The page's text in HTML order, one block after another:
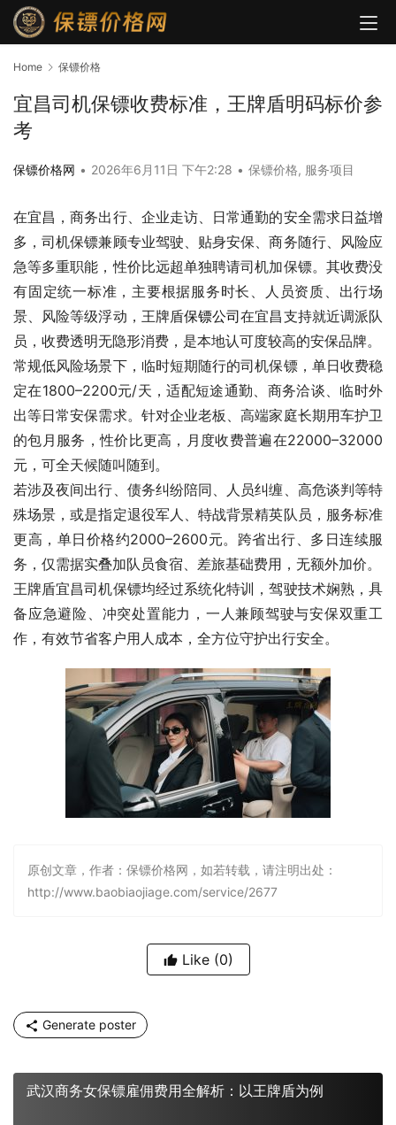
Home 保镖价格
宜昌司机保镖收费标准，王牌盾明码标价参
考
保镖价格网 • 2026年6月11日 下午2:28 • 保镖价格, 服务项目
在宜昌，商务出行、企业走访、日常通勤的安全需求日益增
多，司机保镖兼顾专业驾驶、贴身安保、商务随行、风险应
急等多重职能，性价比远超单独聘请司机加保镖。其收费没
有固定统一标准，主要根据服务时长、人员资质、出行场
景、风险等级浮动，王牌盾保镖公司在宜昌支持就近调派队
员，收费透明无隐形消费，是本地认可度较高的安保品牌。
常规低风险场景下，临时短期随行的司机保镖，单日收费稳
定在1800–2200元/天，适配短途通勤、商务洽谈、临时外
出等日常安保需求。针对企业老板、高端家庭长期用车护卫
的包月服务，性价比更高，月度收费普遍在22000–32000
元，可全天候随叫随到。
若涉及夜间出行、债务纠纷陪同、人员纠缠、高危谈判等特
殊场景，或是指定退役军人、特战背景精英队员，服务标准
更高，单日价格约2000–2600元。跨省出行、多日连续服
务，仅需据实叠加队员食宿、差旅基础费用，无额外加价。
王牌盾宜昌司机保镖均经过系统化特训，驾驶技术娴熟，具
备应急避险、冲突处置能力，一人兼顾驾驶与安保双重工
作，有效节省客户用人成本，全方位守护出行安全。
原创文章，作者：保镖价格网，如若转载，请注明出处：
http://www.baobiaojiage.com/service/2677
Like (0)
Generate poster
武汉商务女保镖雇佣费用全解析：以王牌盾为例